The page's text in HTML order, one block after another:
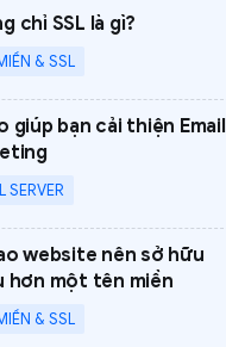
chỉ SSL là gì?
& SSL
giúp bạn cải thiện Email
SERVER
website nên sở hữu
hơn một tên miền
& SSL